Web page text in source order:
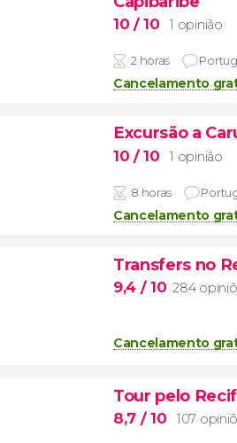
10 / 10 1 opinião
2 horas
Cancelamento
Excursão a
10 / 10 1 opinião
8 horas
Cancelamento
Transfers no
9,4 / 10 284
Cancelamento
Tour pelo
8,7 / 10 107